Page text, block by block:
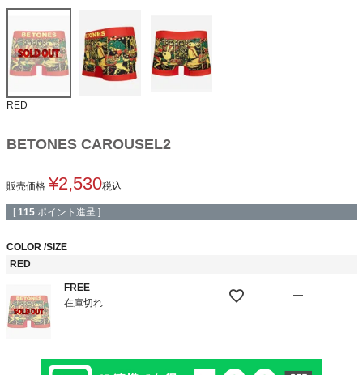
RED
BETONES CAROUSEL2
販売価格 ¥2,530税込
[ 115 ポイント進呈 ]
COLOR SIZE
RED
FREE
在庫切れ
—